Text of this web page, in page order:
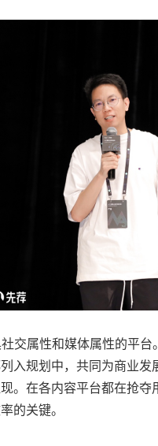
属性和媒体属性的平台
入规划中，共同为商业
。在各内容平台都在抢
的关键。